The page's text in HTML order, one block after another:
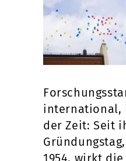
international,
der Zeit: Seit
1954, wirkt